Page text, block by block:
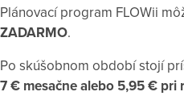
Plánovací program FLOWii
ZADARMO.
Po skúšobnom období stojí
7 € mesačne alebo 5,95 € pri